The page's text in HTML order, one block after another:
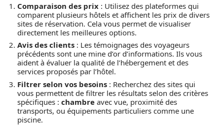
Comparaison des prix : Utilisez des plateformes qui
comparent plusieurs hôtels et affichent les prix de divers
sites de réservation. Cela vous permet de visualiser
directement les meilleures options.
Avis des clients : Les témoignages des voyageurs
précédents sont une mine d’or d’informations. Ils vous
aident à évaluer la qualité de l’hébergement et des
services proposés par l’hôtel.
Filtrer selon vos besoins : Recherchez des sites qui
vous permettent de filtrer les résultats selon des critères
spécifiques : chambre avec vue, proximité des
transports, ou équipements particuliers comme une
piscine.